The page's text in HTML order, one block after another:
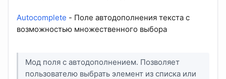
Autocomplete - Поле автодополнения текста с
возможностью множественного выбора
Мод поля с автодополнением. Позволяет
пользователю выбрать элемент из списка или